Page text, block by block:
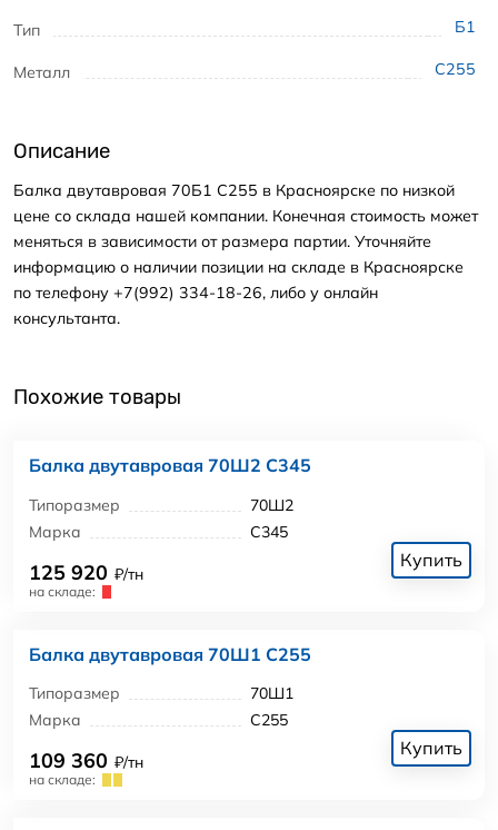
Тип Б1
Металл С255
Описание
Балка двутавровая 70Б1 С255 в Красноярске по низкой
цене со склада нашей компании. Конечная стоимость может
меняться в зависимости от размера партии. Уточняйте
информацию о наличии позиции на складе в Красноярске
по телефону +7(992) 334-18-26, либо у онлайн
консультанта.
Похожие товары
Балка двутавровая 70Ш2 С345
Типоразмер
70Ш2
Марка
С345
125 920 ₽/тн
на складе:
Купить
Балка двутавровая 70Ш1 С255
Типоразмер
70Ш1
Марка
С255
109 360 ₽/тн
на складе:
Купить